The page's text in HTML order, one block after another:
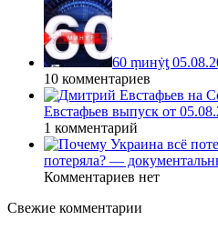
60 ṃинẏƫ
10 комментариев
Евстафьев выпуск от
1 комментарий
потеряла? —
Комментариев нет
Свежие комментарии